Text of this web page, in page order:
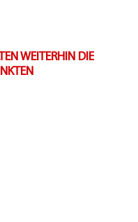
WEITERHIN DIE